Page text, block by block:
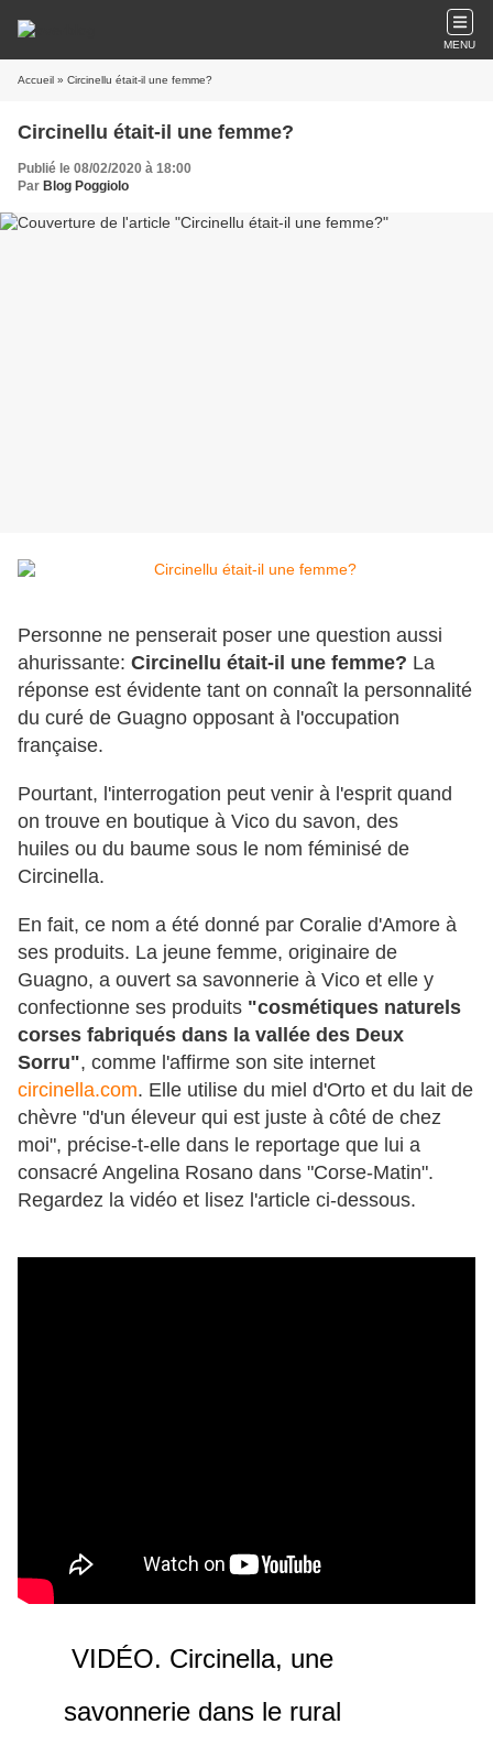
MENU
Accueil » Circinellu était-il une femme?
Circinellu était-il une femme?
Publié le 08/02/2020 à 18:00
Par Blog Poggiolo
Personne ne penserait poser une question aussi
ahurissante: Circinellu était-il une femme? La
réponse est évidente tant on connaît la personnalité
du curé de Guagno opposant à l'occupation
française.
Pourtant, l'interrogation peut venir à l'esprit quand
on trouve en boutique à Vico du savon, des
huiles ou du baume sous le nom féminisé de
Circinella.
En fait, ce nom a été donné par Coralie d'Amore à
ses produits. La jeune femme, originaire de
Guagno, a ouvert sa savonnerie à Vico et elle y
confectionne ses produits "cosmétiques naturels
corses fabriqués dans la vallée des Deux
Sorru", comme l'affirme son site internet
circinella.com. Elle utilise du miel d'Orto et du lait de
chèvre "d'un éleveur qui est juste à côté de chez
moi", précise-t-elle dans le reportage que lui a
consacré Angelina Rosano dans "Corse-Matin".
Regardez la vidéo et lisez l'article ci-dessous.
VIDÉO. Circinella, une
savonnerie dans le rural